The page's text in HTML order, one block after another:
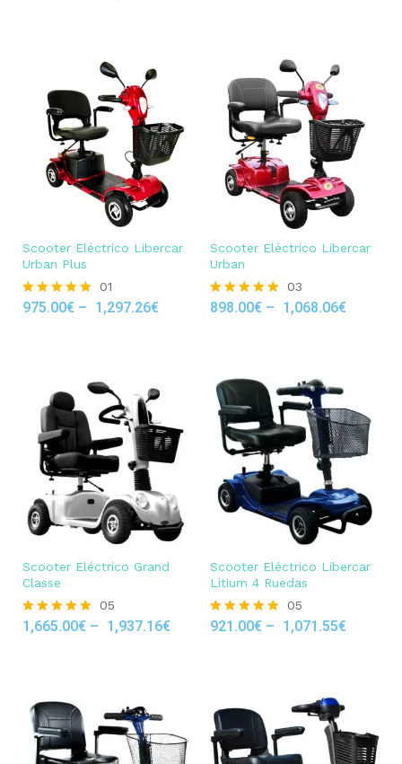
Scooter Eléctrico Libercar
Urban Plus
Rated
01
975.00€ – 1,297.26€
Scooter Eléctrico Libercar
Urban
Rated
03
898.00€ – 1,068.06€
Scooter Eléctrico Grand
Classe
Rated
05
1,665.00€ – 1,937.16€
Scooter Eléctrico Libercar
Litium 4 Ruedas
Rated
05
921.00€ – 1,071.55€